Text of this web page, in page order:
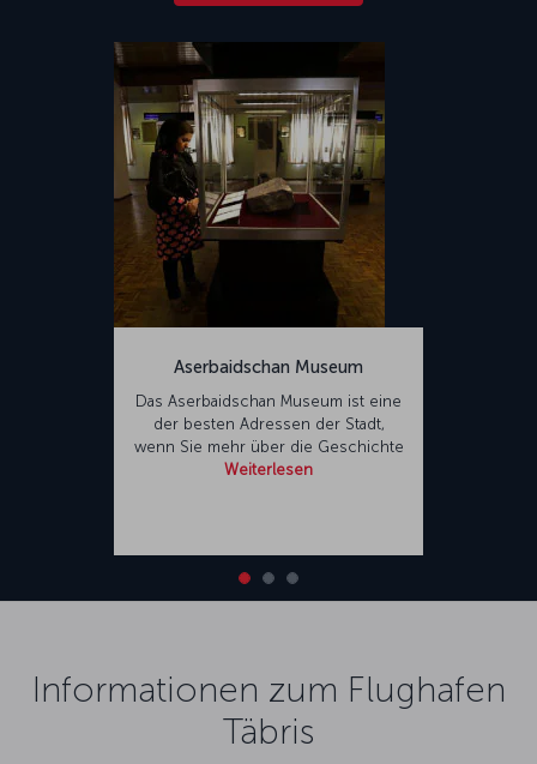
Aserbaidschan Museum
Das Aserbaidschan Museum ist eine
der besten Adressen der Stadt,
wenn Sie mehr über die Geschichte
Weiterlesen
Informationen zum Flughafen
Täbris